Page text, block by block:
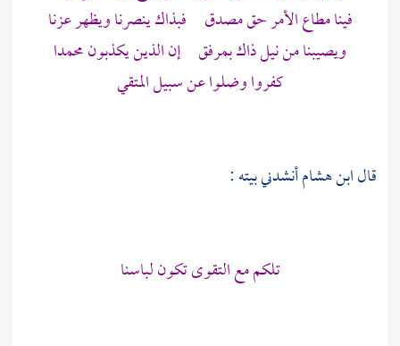
فينا مطاع الأمر حق مصدق فبذاك ينصرنا ويظهر عزنا
ويصيبنا من نيل ذاك بمرفق إن الذين يكذبونمحمدا
كفروا وضلوا عن سبيل المتقي
قالابن هشامأنشدني بيته :
تلكم مع التقوى تكون لباسنا